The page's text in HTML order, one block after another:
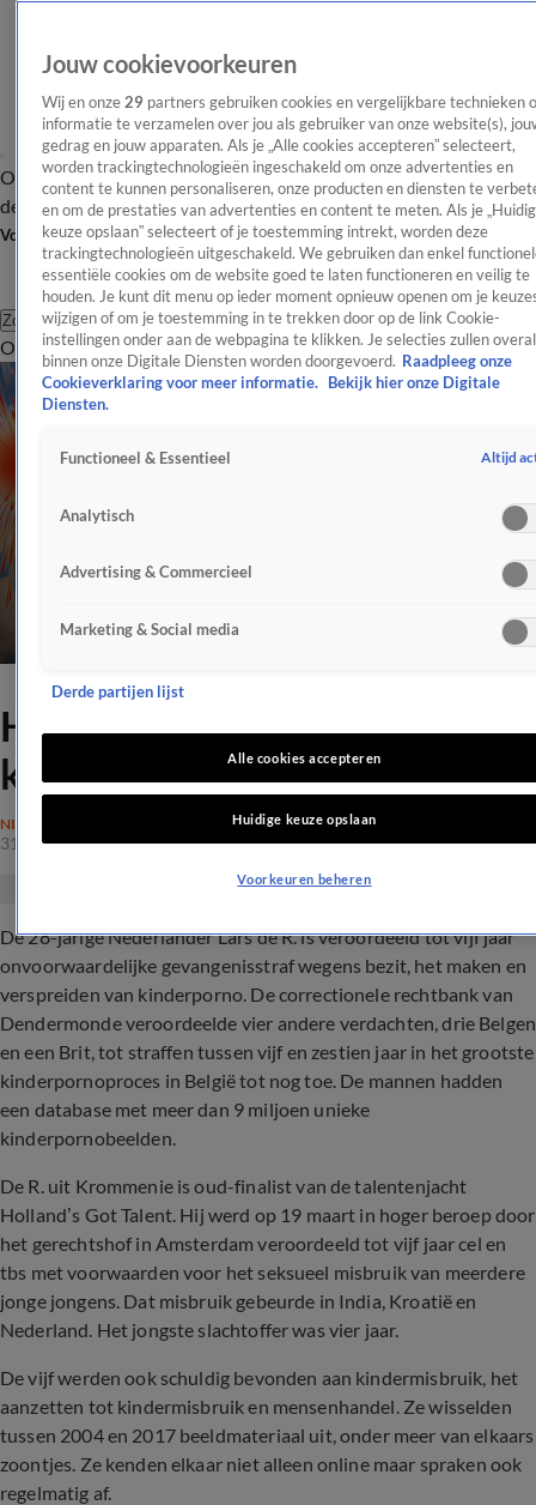
OverzichtAfleveringen Entertainment TV Algemeen
Tip
de redactieNieuwsbrief
Volg Shownieuws
Zoeken
OverzichtEntertainmentSpraakmakendRealityCrimeVideo's
Holland's got Talent-finalist
krijgt ook in België 5 jaar cel
NIEUWS
31 mrt 2020, 13:43
De 28-jarige Nederlander Lars de R. is veroordeeld tot vijf jaar
onvoorwaardelijke gevangenisstraf wegens bezit, het maken en
verspreiden van kinderporno. De correctionele rechtbank van
Dendermonde veroordeelde vier andere verdachten, drie Belgen
en een Brit, tot straffen tussen vijf en zestien jaar in het grootste
kinderpornoproces in België tot nog toe. De mannen hadden
een database met meer dan 9 miljoen unieke
kinderpornobeelden.
De R. uit Krommenie is oud-finalist van de talentenjacht
Holland’s Got Talent. Hij werd op 19 maart in hoger beroep door
het gerechtshof in Amsterdam veroordeeld tot vijf jaar cel en
tbs met voorwaarden voor het seksueel misbruik van meerdere
jonge jongens. Dat misbruik gebeurde in India, Kroatië en
Nederland. Het jongste slachtoffer was vier jaar.
De vijf werden ook schuldig bevonden aan kindermisbruik, het
aanzetten tot kindermisbruik en mensenhandel. Ze wisselden
tussen 2004 en 2017 beeldmateriaal uit, onder meer van elkaars
zoontjes. Ze kenden elkaar niet alleen online maar spraken ook
regelmatig af.
Jouw cookievoorkeuren
Wij en onze 29 partners gebruiken cookies en vergelijkbare technieken
informatie te verzamelen over jou als gebruiker van onze website(s),
gedrag en jouw apparaten. Als je „Alle cookies accepteren” selecteert,
worden trackingtechnologieën ingeschakeld om onze advertenties en
content te kunnen personaliseren, onze producten en diensten te
en om de prestaties van advertenties en content te meten. Als je
keuze opslaan” selecteert of je toestemming intrekt, worden deze
trackingtechnologieën uitgeschakeld. We gebruiken dan enkel
essentiële cookies om de website goed te laten functioneren en veilig te
houden. Je kunt dit menu op ieder moment opnieuw openen om je
wijzigen of om je toestemming in te trekken door op de link Cookie-
instellingen onder aan de webpagina te klikken. Je selecties zullen overal
binnen onze Digitale Diensten worden doorgevoerd. Raadpleeg onze
Cookieverklaring voor meer informatie.
Bekijk hier onze Digitale
Diensten.
Functioneel & Essentieel Altijd
Analytisch
Advertising & Commercieel
Marketing & Social media
Derde partijen lijst
Alle cookies accepteren
Huidige keuze opslaan
Voorkeuren beheren